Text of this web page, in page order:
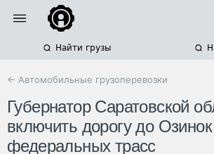
Найти грузы
← Автомобильные грузоперевозки
Губернатор Саратовской
включить дорогу до
федеральных трасс